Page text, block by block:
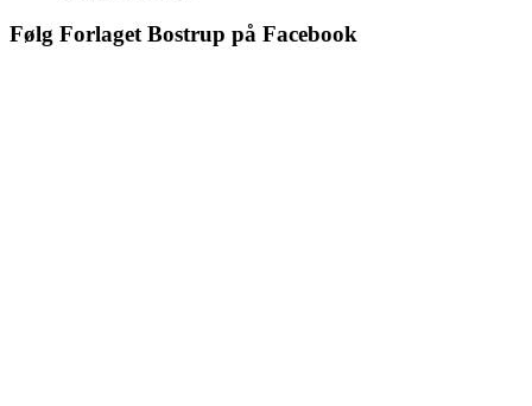
Følg Forlaget Bostrup på Facebook